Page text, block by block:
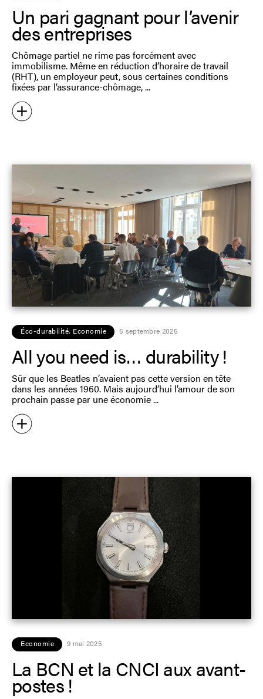
Un pari gagnant pour l’avenir
des entreprises
Chômage partiel ne rime pas forcément avec
immobilisme. Même en réduction d’horaire de travail
(RHT), un employeur peut, sous certaines conditions
fixées par l’assurance-chômage,
Éco-durabilité, Economie 5 septembre 2025
All you need is… durability !
Sûr que les Beatles n’avaient pas cette version en tête
dans les années 1960. Mais aujourd’hui l’amour de son
prochain passe par une économie
Economie 9 mai 2025
La BCN et la CNCI aux avant-
postes !